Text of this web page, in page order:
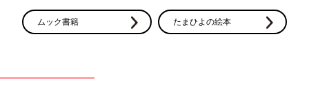
男の子はおしっこが出る前側に折り返した厚い部分を当てます。
女の子はおしっこがおしり側に回りやすいので、後ろ側に厚い部
分をあてるといいでしょう。おへそがまだ乾燥していないときは
ムック書籍 たまひよの絵本